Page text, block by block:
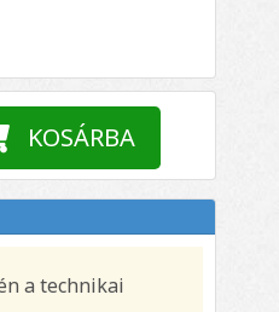
KOSÁRBA
a technikai